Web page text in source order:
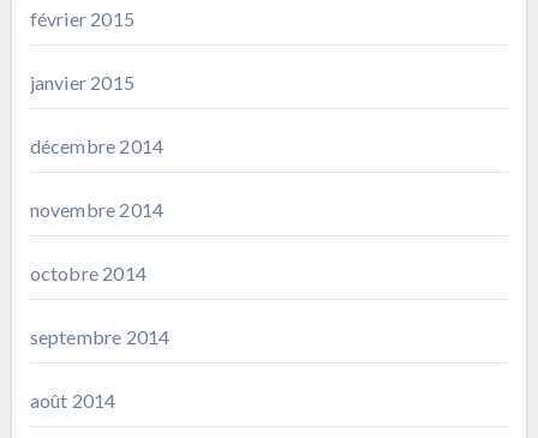
février 2015
janvier 2015
décembre 2014
novembre 2014
octobre 2014
septembre 2014
août 2014